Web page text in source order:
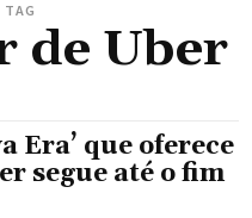
TAG
de Uber
Era’ que oferece
segue até o fim